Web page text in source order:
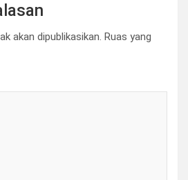
akan dipublikasikan. Ruas yang